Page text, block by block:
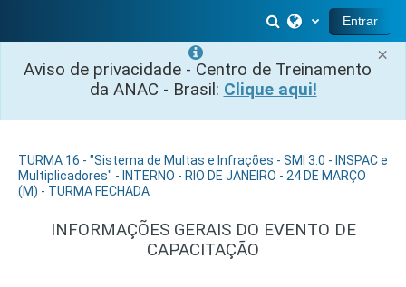
×
Aviso de privacidade - Centro de Treinamento
da ANAC - Brasil: Clique aqui!
Alternar entrada
Entrar
TURMA 16 - "Sistema de Multas e Infrações - SMI 3.0 - INSPAC e
Multiplicadores" - INTERNO - RIO DE JANEIRO - 24 DE MARÇO
(M) - TURMA FECHADA
INFORMAÇÕES GERAIS DO EVENTO DE
CAPACITAÇÃO